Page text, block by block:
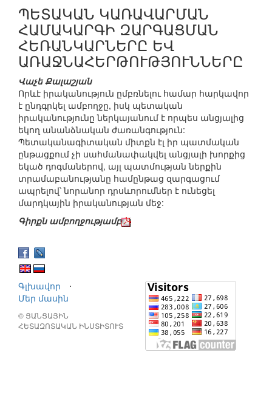
ՊԵՏԱԿԱՆ ԿԱՌԱՎԱՐՄԱՆ
ՀԱՄԱԿԱՐԳԻ ԶԱՐԳԱՑՄԱՆ
ՀԵՌԱՆԿԱՐՆԵՐԸ ԵՎ
ԱՌԱՋՆԱՀԵՐԹՈՒԹՅՈՒՆՆԵՐԸ
Վաչե Քալաշյան
Որևէ իրականություն ըմբռնելու համար հարկավոր
է ընդգրկել ամբողջը, իսկ պետական
իրականությունը ներկայանում է որպես անցյալից
եկող անանձնական ժառանգություն:
Պետականագիտական միտքն էլ իր պատմական
ընթացքում չի սահմանափակվել անցյալի խորքից
եկած դոգմաներով, այլ պատմության ներքին
տրամաբանությանը համընթաց զարգացում
ապրելով՝ նորանոր դրսևորումներ է ունեցել
մարդկային իրականության մեջ:
Գիրքն ամբողջությամբ
Գլխավոր
⋅
Մեր մասին
© ՑԱՆՑԱՅԻՆ
ՀԵՏԱԶՈՏԱԿԱՆ ԻՆՍՏԻՏՈՒՏ